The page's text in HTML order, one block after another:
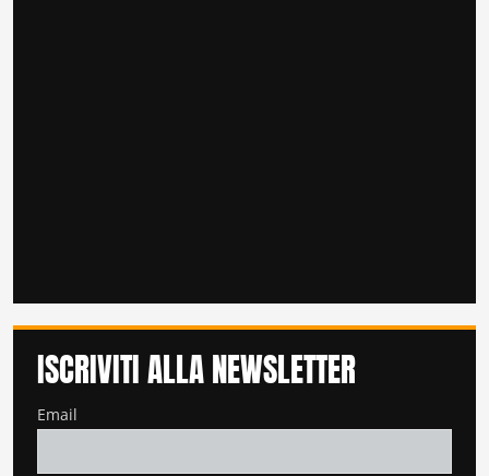
ISCRIVITI ALLA NEWSLETTER
Email